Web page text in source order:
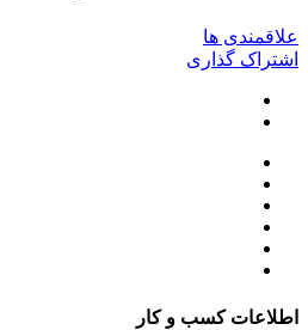
علاقمندی ها
اشتراک گذاری
اطلاعات کسب و کار